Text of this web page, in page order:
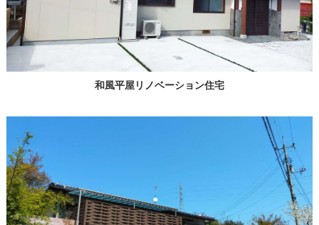
和風平屋リノベーション住宅